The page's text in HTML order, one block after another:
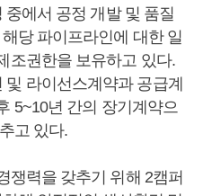
에서 공정 개발 및 품질
당 파이프라인에 대한 일
조권한을 보유하고 있다.
라이선스계약과 공급계
5~10년 간의 장기계약으
고 있다.
쟁력을 갖추기 위해 2캠퍼